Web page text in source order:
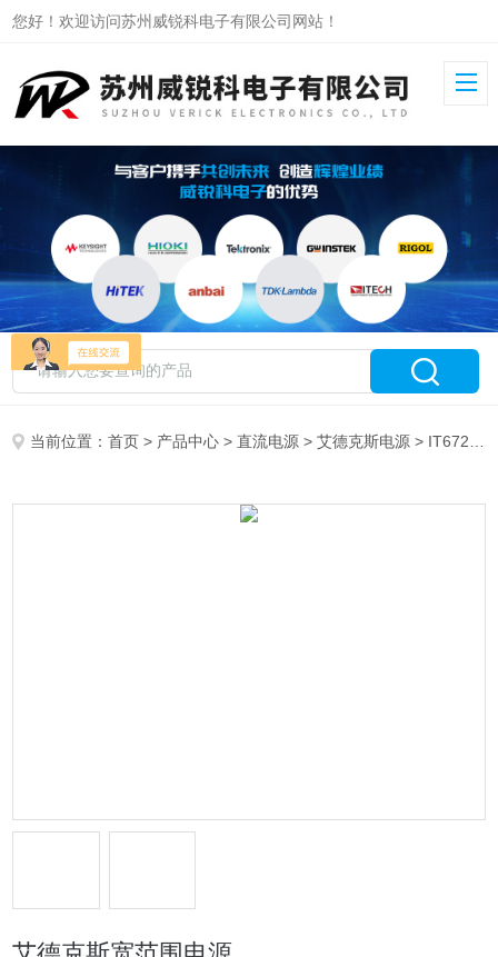
您好！欢迎访问苏州威锐科电子有限公司网站！
当前位置：首页 > 产品中心 >直流电源 >艾德克斯电源 > IT6723B艾德克斯宽范围电源